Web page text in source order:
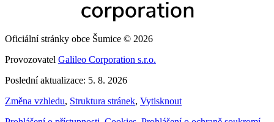
Oficiální stránky obce Šumice © 2026
Provozovatel Galileo Corporation s.r.o.
Poslední aktualizace: 5. 8. 2026
Změna vzhledu, Struktura stránek, Vytisknout